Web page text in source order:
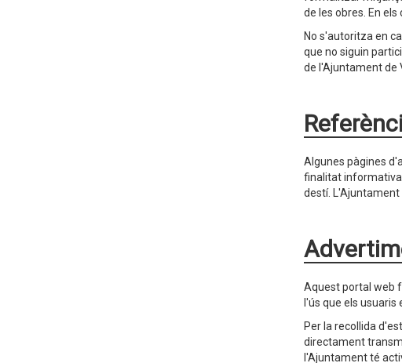
de les obres. En
No s'autoritza en
que no siguin
de l'Ajuntament de
Algunes pàgines
finalitat
destí. L'Ajuntament
Aquest portal web
l'ús que els
Per la recollida
directament
l'Ajuntament té